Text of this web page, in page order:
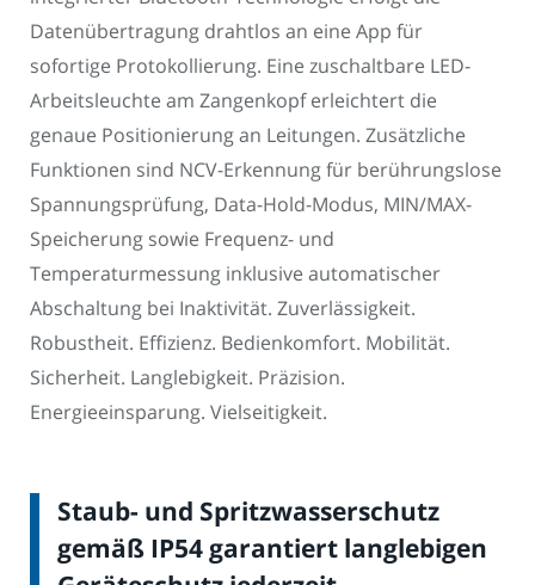
Datenübertragung drahtlos an eine App für
sofortige Protokollierung. Eine zuschaltbare LED-
Arbeitsleuchte am Zangenkopf erleichtert die
genaue Positionierung an Leitungen. Zusätzliche
Funktionen sind NCV-Erkennung für berührungslose
Spannungsprüfung, Data-Hold-Modus, MIN/MAX-
Speicherung sowie Frequenz- und
Temperaturmessung inklusive automatischer
Abschaltung bei Inaktivität. Zuverlässigkeit.
Robustheit. Effizienz. Bedienkomfort. Mobilität.
Sicherheit. Langlebigkeit. Präzision.
Energieeinsparung. Vielseitigkeit.
Staub- und Spritzwasserschutz
gemäß IP54 garantiert langlebigen